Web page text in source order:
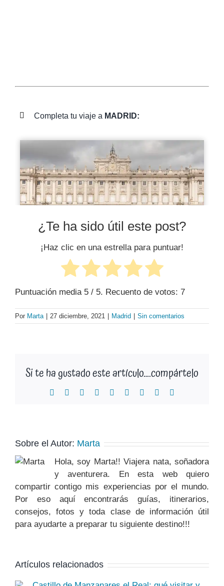
Completa tu viaje a MADRID:
¿Te ha sido útil este post?
¡Haz clic en una estrella para puntuar!
Puntuación media 5 / 5. Recuento de votos: 7
Por Marta 27 diciembre, 2021 Madrid Sin comentarios
Si te ha gustado este artículo….compártelo
Facebook Reddit LinkedInWhatsApp
TumblrPinterest
Sobre el Autor: Marta
Hola, soy Marta!! Viajera nata, soñadora
y aventurera. En esta web quiero
compartir contigo mis experiencias por el mundo.
Por eso aquí encontrarás guías, itinerarios,
consejos, fotos y toda clase de información útil
para ayudarte a preparar tu siguiente destino!!!
Artículos relacionados